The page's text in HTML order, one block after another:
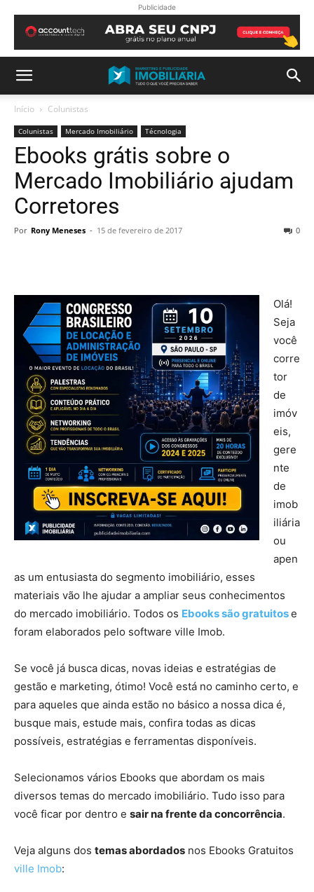
Publicidade
Início Colunistas
Colunistas Mercado Imobiliário Técnologia
Ebooks grátis sobre o
Mercado Imobiliário ajudam
Corretores
Por Rony Meneses - 15 de fevereiro de 2017 0
Olá!
Seja
você
corre
tor
de
imóv
eis,
gere
nte
de
imob
iliária
ou
apen
as um entusiasta do segmento imobiliário, esses
materiais vão lhe ajudar a ampliar seus conhecimentos
do mercado imobiliário. Todos os Ebooks são gratuitose
foram elaborados pelo software ville Imob.
Se você já busca dicas, novas ideias e estratégias de
gestão e marketing, ótimo! Você está no caminho certo, e
para aqueles que ainda estão no básico a nossa dica é,
busque mais, estude mais, confira todas as dicas
possíveis, estratégias e ferramentas disponíveis.
Selecionamos vários Ebooks que abordam os mais
diversos temas do mercado imobiliário. Tudo isso para
você ficar por dentro e sair na frente da concorrência.
Veja alguns dos temas abordados nos Ebooks Gratuitos
ville Imob: